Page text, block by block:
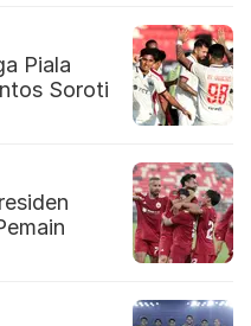
Piala
Soroti